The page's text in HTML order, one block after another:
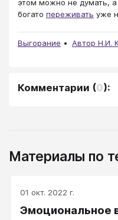
этом можно не думать, а
богато переживать уже
Выгорание Автор Н.И.
Комментарии (0):
Материалы по
01 окт. 2022 г.
Эмоциональное